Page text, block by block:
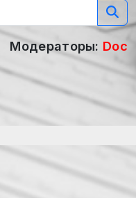
Модераторы: Doc